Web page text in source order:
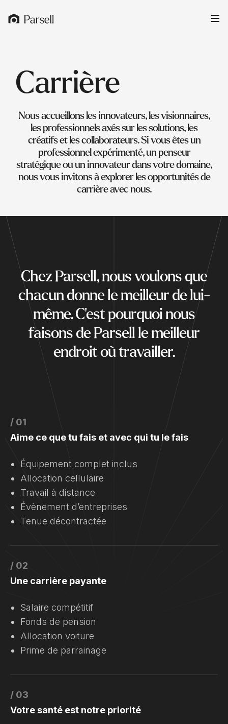
Carrière
Nous accueillons les innovateurs, les visionnaires,
les professionnels axés sur les solutions, les
créatifs et les collaborateurs. Si vous êtes un
professionnel expérimenté, un penseur
stratégique ou un innovateur dans votre domaine,
nous vous invitons à explorer les opportunités de
carrière avec nous.
Chez Parsell, nous voulons que
chacun donne le meilleur de lui-
même. C'est pourquoi nous
faisons de Parsell le meilleur
endroit où travailler.
/ 01
Aime ce que tu fais et avec qui tu le fais
Équipement complet inclus
Allocation cellulaire
Travail à distance
Évènement d’entreprises
Tenue décontractée
/ 02
Une carrière payante
Salaire compétitif
Fonds de pension
Allocation voiture
Prime de parrainage
/ 03
Votre santé est notre priorité